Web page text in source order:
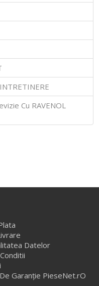
Cu RAVENOL
Datelor
Garanție PieseNet.rO